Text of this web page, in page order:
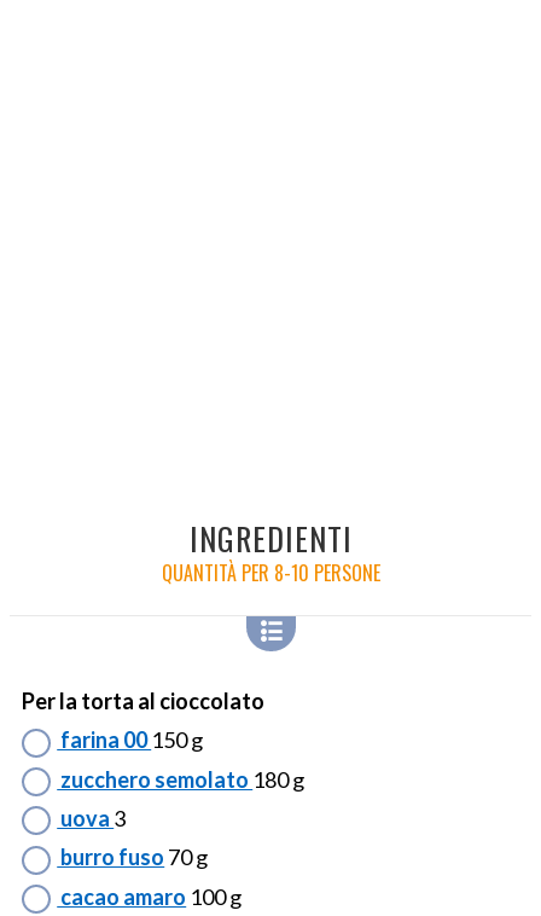
INGREDIENTI
QUANTITÀ PER 8-10 PERSONE
Per la torta al cioccolato
farina 00150 g
zucchero semolato 180 g
uova 3
burro fuso 70 g
cacao amaro 100 g